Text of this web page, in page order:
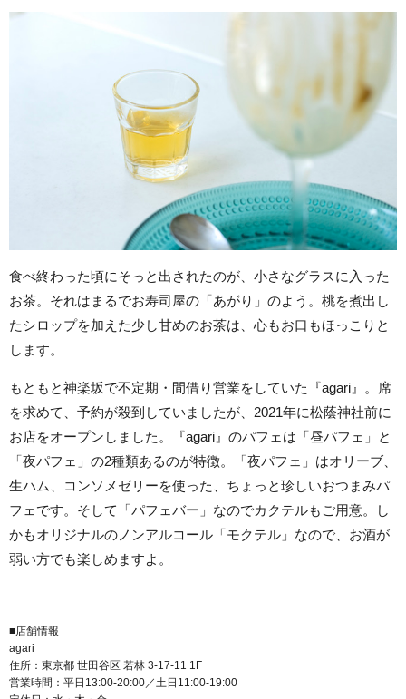
食べ終わった頃にそっと出されたのが、小さなグラスに入った
お茶。それはまるでお寿司屋の「あがり」のよう。桃を煮出し
たシロップを加えた少し甘めのお茶は、心もお口もほっこりと
します。
もともと神楽坂で不定期・間借り営業をしていた『agari』。席
を求めて、予約が殺到していましたが、2021年に松蔭神社前に
お店をオープンしました。『agari』のパフェは「昼パフェ」と
「夜パフェ」の2種類あるのが特徴。「夜パフェ」はオリーブ、
生ハム、コンソメゼリーを使った、ちょっと珍しいおつまみパ
フェです。そして「パフェバー」なのでカクテルもご用意。し
かもオリジナルのノンアルコール「モクテル」なので、お酒が
弱い方でも楽しめますよ。
■店舗情報
agari
住所：東京都 世田谷区 若林 3-17-11 1F
営業時間：平日13:00-20:00／土日11:00-19:00